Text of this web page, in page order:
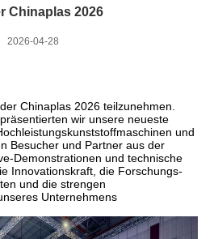
Chinaplas 2026
2026-04-28
Chinaplas 2026 teilzunehmen.
wir unsere neueste
und
Besucher und Partner aus der
Demonstrationen und technische
Innovationskraft, die Forschungs-
und die strengen
Unternehmens